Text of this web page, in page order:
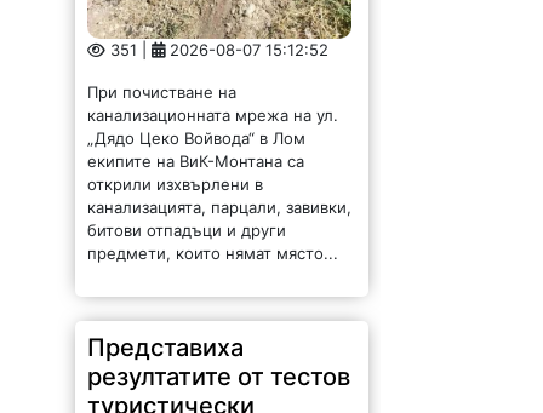
351 | 2026-08-07 15:12:52
При почистване на
канализационната мрежа на ул.
„Дядо Цеко Войвода“ в Лом
екипите на ВиК-Монтана са
открили изхвърлени в
канализацията, парцали, завивки,
битови отпадъци и други
предмети, които нямат място...
Представиха
резултатите от тестов
туристически